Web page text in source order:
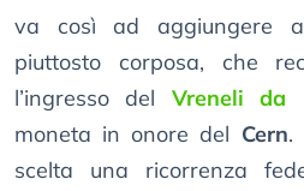
va così ad aggiungere
piuttosto corposa, che
l’ingresso del Vreneli da
moneta in onore del Cern.
scelta una ricorrenza